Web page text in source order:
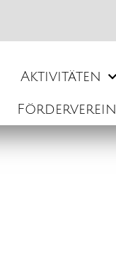
Aktivitäten
Förderverein